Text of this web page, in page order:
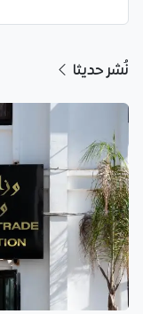
نُشر حديثا